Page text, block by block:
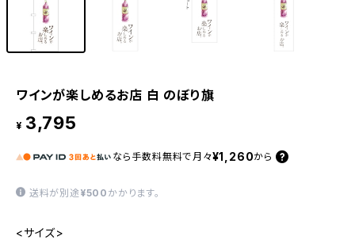
ワインが楽しめるお店 白 のぼり旗
¥ 3,795
なら 手数料無料で 月々¥1,260から
送料が別途 ¥500 かかります。
<サイズ>